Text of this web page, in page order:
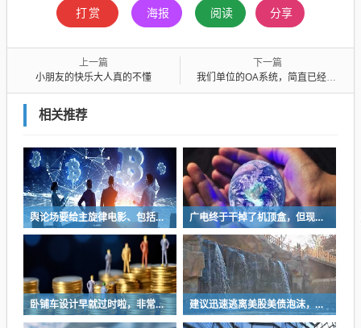
打赏 海报 阅读 分享
上一篇
小朋友的快乐大人真的不懂
下一篇
我们单位的OA系统，简直已经成了累赘
相关推荐
舆论场要给主旋律电影、包括所有影视和艺术创作多一些发挥空间 广电终于干掉了机顶盒，但现在没多少人看电视了…
卧铺车设计早就过时啦，非常不具备人性化 建议迅速逃离美股美债泡沫，AI正加速而非延缓其泡沫破裂